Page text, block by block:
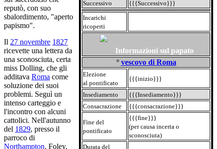
Successivo
{{{Successivo}}}
Incarichi
ricoperti
Informazioni sul papato
° vescovo di Roma
Elezione
al pontificato
{{{inizio}}}
Insediamento
{{{Insediamento}}}
Consacrazione
{{{consacrazione}}}
Fine del
pontificato
{{{fine}}}
(per causa incerta o
sconosciuta)
Durata del
reputò, con suo
sbalordimento, "aperto
papismo".
Il 27 novembre 1827
ricevette una lettera da
una sconosciuta, certa
miss Dolling, che gli
additava Roma come
soluzione dei suoi
problemi. Seguì un
intenso carteggio e
l'incontro con alcuni
cattolici. Nell'autunno
del 1829, presso il
parroco di
Northampton, Foley,